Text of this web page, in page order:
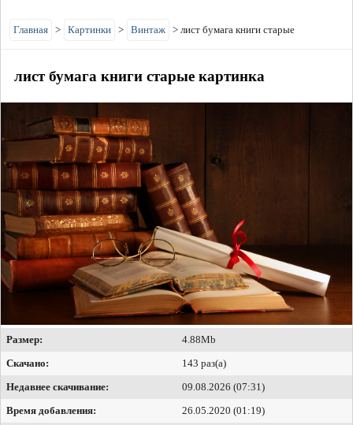
Главная > Картинки > Винтаж > лист бумага книги старые
лист бумага книги старые картинка
Размер:
4.88Mb
Скачано:
143 раз(а)
Недавнее скачивание:
09.08.2026 (07:31)
Время добавления:
26.05.2020 (01:19)